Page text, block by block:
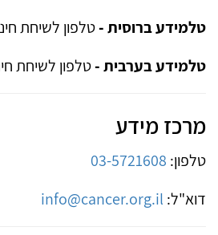
טלמידע ברוסית -טלפון לשיחת
טלמידע בערבית -טלפון לשיחת
מרכז מידע
טלפון: 03-5721608
דוא"ל: info@cancer.org.il